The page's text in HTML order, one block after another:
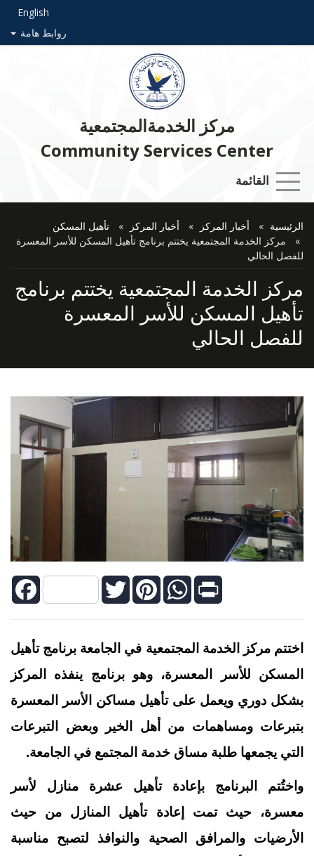
English
روابط هامة
مركز الخدمةالمجتمعية
Community Services Center
القائمة
الرئيسية أخبار المركز أخبار المركز
تأهيل المسكن
مركز الخدمة المجتمعية يختتم برنامج تأهيل المسكن للأسر المعسرة
للفصل الحالي
مركز الخدمة المجتمعية يختتم برنامج
تأهيل المسكن للأسر المعسرة
للفصل الحالي
Facebook TwitterPinterestWhatsApp Print
اختتم مركز الخدمة المجتمعية في الجامعة برنامج تأهيل
المسكن للأسر المعسرة، وهو برنامج ينفذه المركز
بشكل دوري ويعمل على تأهيل مساكن الأسر المعسرة
بتبرعات ومساهمات من أهل الخير وبعض التبرعات
التي يجمعها طلبة مساق خدمة المجتمع في الجامعة.
واختُتم البرنامج بإعادة تأهيل عشرة منازل لأسر
معسرة، حيث تمت إعادة تأهيل المنازل من حيث
الأرضيات والمرافق الصحية والنوافذ لتصبح مناسبة